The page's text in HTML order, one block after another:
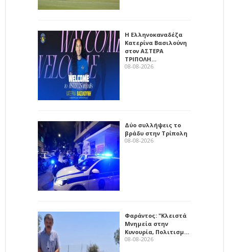
Η Ελληνοκαναδέζα
Κατερίνα Βασιλούνη
στον ΑΣΤΕΡΑ
ΤΡΙΠΟΛΗ…
08-08-2026
Δύο συλλήψεις το
βράδυ στην Τρίπολη
08-08-2026
Φαράντος: "Κλειστά
Μνημεία στην
Κυνουρία, Πολιτισμ…
08-08-2026